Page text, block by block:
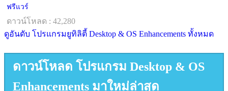
ฟรีแวร์
ดาวน์โหลด : 42,280
ดูอันดับ โปรแกรมยูทิลิตี้ Desktop & OS Enhancements ทั้งหมด
ดาวน์โหลด โปรแกรม Desktop & OS
Enhancements มาใหม่ล่าสุด